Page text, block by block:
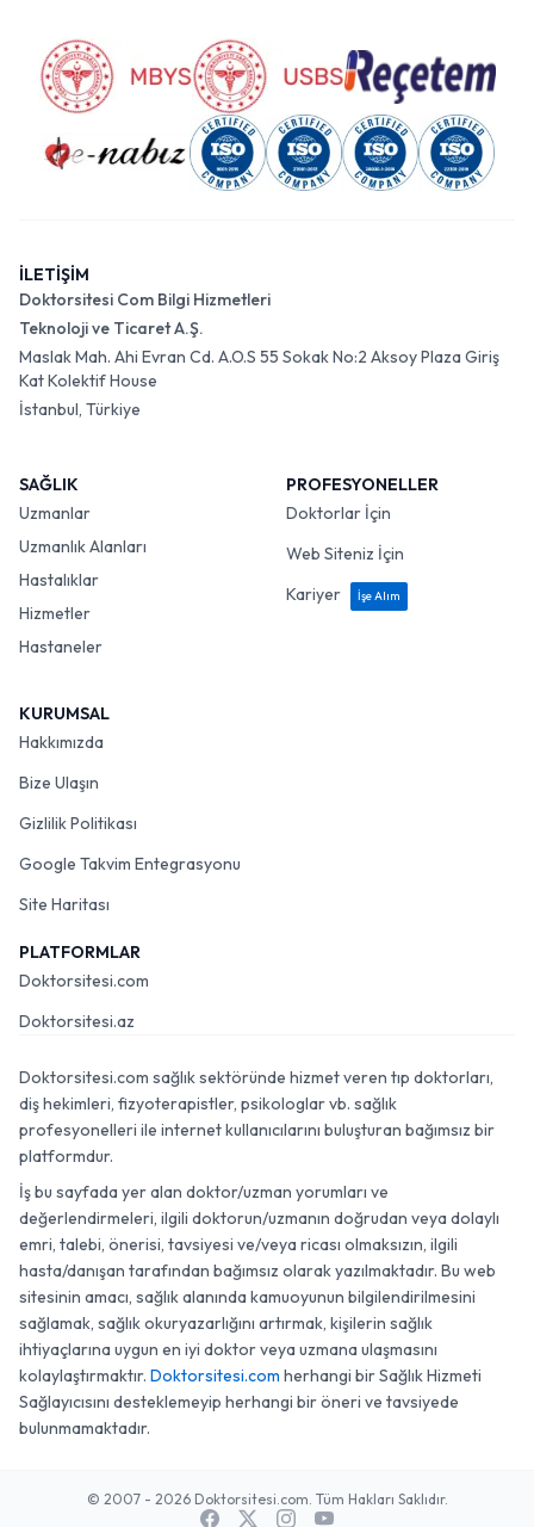
İLETİŞİM
Doktorsitesi Com Bilgi Hizmetleri
Teknoloji ve Ticaret A.Ş.
Maslak Mah. Ahi Evran Cd. A.O.S 55 Sokak No:2 Aksoy Plaza Giriş
Kat Kolektif House
İstanbul, Türkiye
SAĞLIK
Uzmanlar
Uzmanlık Alanları
Hastalıklar
Hizmetler
Hastaneler
PROFESYONELLER
Doktorlar İçin
Web Siteniz İçin
Kariyer
İşe Alım
KURUMSAL
Hakkımızda
Bize Ulaşın
Gizlilik Politikası
Google Takvim Entegrasyonu
Site Haritası
PLATFORMLAR
Doktorsitesi.com
Doktorsitesi.az
Doktorsitesi.com sağlık sektöründe hizmet veren tıp doktorları,
diş hekimleri, fizyoterapistler, psikologlar vb. sağlık
profesyonelleri ile internet kullanıcılarını buluşturan bağımsız bir
platformdur.
İş bu sayfada yer alan doktor/uzman yorumları ve
değerlendirmeleri, ilgili doktorun/uzmanın doğrudan veya dolaylı
emri, talebi, önerisi, tavsiyesi ve/veya ricası olmaksızın, ilgili
hasta/danışan tarafından bağımsız olarak yazılmaktadır. Bu web
sitesinin amacı, sağlık alanında kamuoyunun bilgilendirilmesini
sağlamak, sağlık okuryazarlığını artırmak, kişilerin sağlık
ihtiyaçlarına uygun en iyi doktor veya uzmana ulaşmasını
kolaylaştırmaktır. Doktorsitesi.com herhangi bir Sağlık Hizmeti
Sağlayıcısını desteklemeyip herhangi bir öneri ve tavsiyede
bulunmamaktadır.
© 2007 - 2026 Doktorsitesi.com. Tüm Hakları Saklıdır.